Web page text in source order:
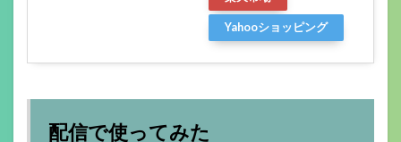
Yahooショッピング
配信で使ってみた